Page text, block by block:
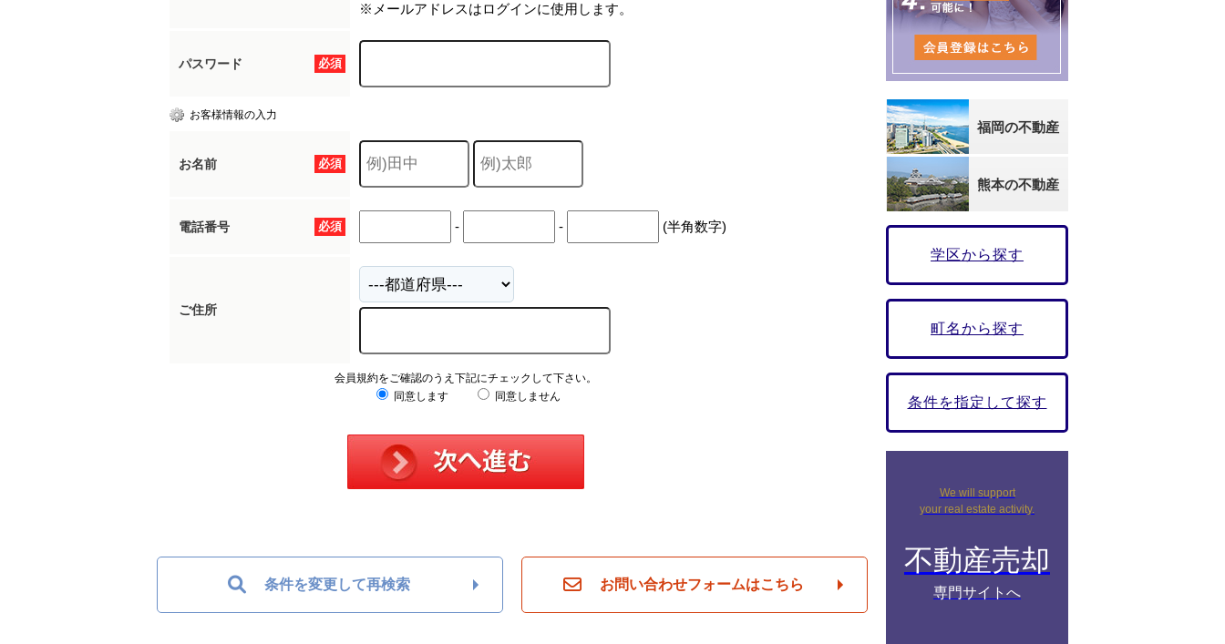
※メールアドレスはログインに使用します。
必須
パスワード
お客様情報の入力
必須
お名前
必須
電話番号 - - (半角数字)
ご住所
会員規約をご確認のうえ下記にチェックして下さい。
同意します
同意しません
条件を変更して再検索 お問い合わせフォームはこちら
福岡の不動産
熊本の不動産
学区から探す
町名から探す
条件を指定して探す
We will support
your real estate activity.
不動産売却
専門サイトへ